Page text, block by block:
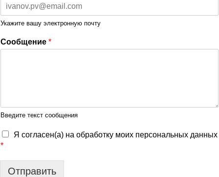
Укажите вашу электронную почту
Сообщение *
Введите текст сообщения
Я согласен(а) на обработку моих персональных данных
*
Отправить